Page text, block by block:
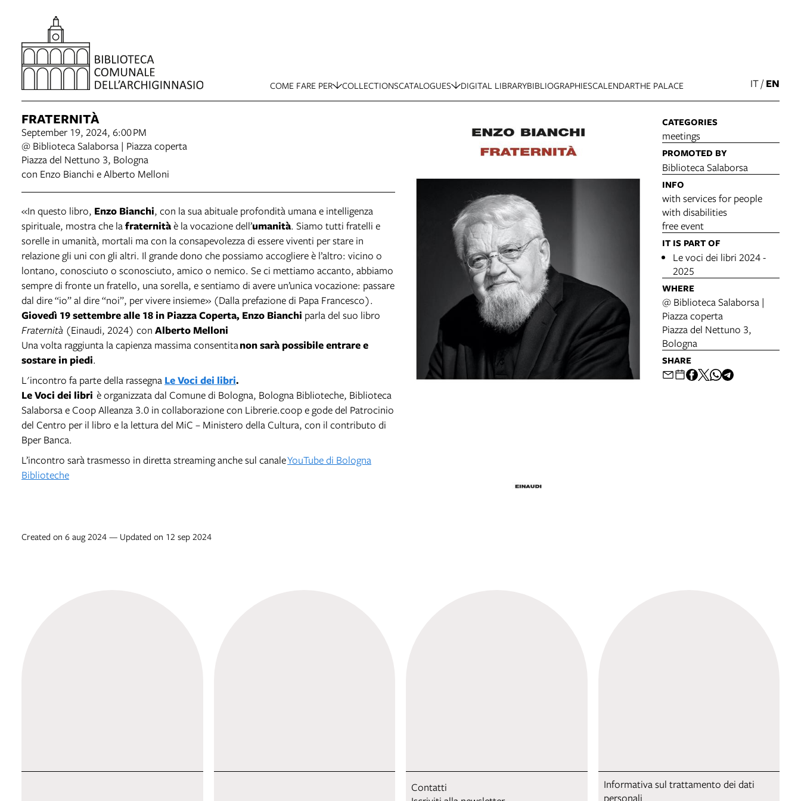
COME FARE PER COLLECTIONSCATALOGUES DIGITAL LIBRARYBIBLIOGRAPHIESCALENDARTHE PALACE IT/EN
FRATERNITÀ
September 19, 2024, 6:00 PM
@ Biblioteca Salaborsa | Piazza coperta
Piazza del Nettuno 3, Bologna
con Enzo Bianchi e Alberto Melloni
«In questo libro, Enzo Bianchi, con la sua abituale profondità umana e intelligenza
spirituale, mostra che lafraternitàè la vocazione dell’umanità. Siamo tutti fratelli e
sorelle in umanità, mortali ma con la consapevolezza di essere viventi per stare in
relazione gli uni con gli altri. Il grande dono che possiamo accogliere è l’altro: vicino o
lontano, conosciuto o sconosciuto, amico o nemico. Se ci mettiamo accanto, abbiamo
sempre di fronte un fratello, una sorella, e sentiamo di avere un’unica vocazione: passare
dal dire “io” al dire “noi”, per vivere insieme» (Dalla prefazione di Papa Francesco).
Giovedì 19 settembrealle 18 in Piazza Coperta, Enzo Bianchi parla del suo libro
Fraternità (Einaudi, 2024) con Alberto Melloni
Una volta raggiunta la capienza massima consentitanon sarà possibile entrare e
sostare in piedi.
L'incontro fa parte della rassegna Le Voci dei libri.
Le Voci dei libri è organizzata dal Comune di Bologna, Bologna Biblioteche, Biblioteca
Salaborsa e Coop Alleanza 3.0 in collaborazione con Librerie.coop e gode del Patrocinio
del Centro per il libro e la lettura del MiC – Ministero della Cultura, con il contributo di
Bper Banca.
L’incontro sarà trasmesso in diretta streaming anche sul canaleYouTube di Bologna
Biblioteche
CATEGORIES
meetings
PROMOTED BY
Biblioteca Salaborsa
INFO
with services for people
with disabilities
free event
IT IS PART OF
Le voci dei libri 2024 -
2025
WHERE
@ Biblioteca Salaborsa |
Piazza coperta
Piazza del Nettuno 3,
Bologna
SHARE
Created on 6 aug 2024 — Updated on 12 sep 2024
Contatti
Informativa sul trattamento dei dati
personali